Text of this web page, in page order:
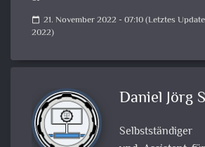
calendar_today 21. November 2022 - 07:10 (Letztes
2022)
Daniel Jörg